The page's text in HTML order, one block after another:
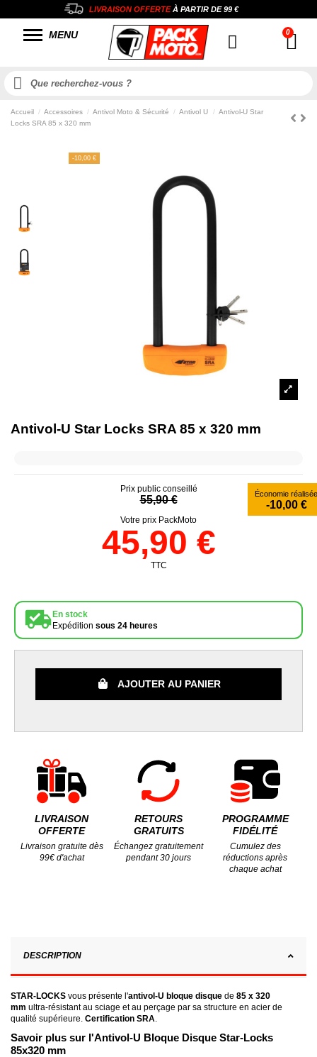
LIVRAISON OFFERTEÀ PARTIR DE99 €
MENU
Accueil Accessoires Antivol Moto & Sécurité Antivol U
Antivol-U Star
Locks SRA 85 x 320 mm
-10,00 €
Antivol-U Star Locks SRA 85 x 320 mm
Prix public conseillé
55,90 € Économie réalisée
-10,00 €
Votre prix PackMoto
45,90 €
TTC
En stock
Expédition sous 24 heures
AJOUTER AU PANIER
LIVRAISON
OFFERTE
Livraison gratuite dès
99€ d'achat
RETOURS
GRATUITS
Échangez gratuitement
pendant 30 jours
PROGRAMME
FIDÉLITÉ
Cumulez des
réductions après
chaque achat
DESCRIPTION
STAR-LOCKS vous présente l'antivol-U bloque disque de 85 x 320
mm ultra-résistant au sciage et au perçage par sa structure en acier de
qualité supérieure. Certification SRA.
Savoir plus sur l'Antivol-U Bloque Disque Star-Locks
85x320 mm